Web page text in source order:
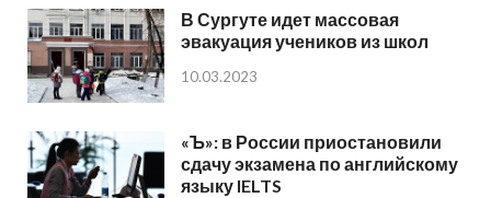
В Сургуте идет массовая
эвакуация учеников из школ
10.03.2023
«Ъ»: в России приостановили
сдачу экзамена по английскому
языку IELTS